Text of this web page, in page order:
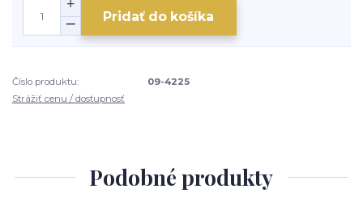
Pridať do košíka
Číslo produktu:
09-4225
Strážiť cenu / dostupnosť
Podobné produkty